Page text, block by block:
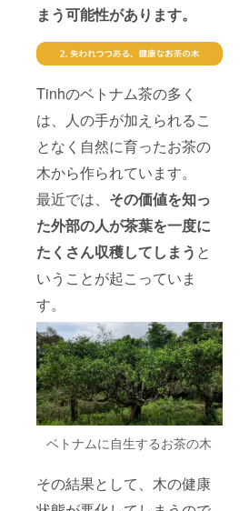
まう可能性があります。
Tinhのベトナム茶の多く
は、人の手が加えられるこ
となく自然に育ったお茶の
木から作られています。
最近では、 その価値を知っ
た外部の人が茶葉を一度に
たくさん収穫してしまう と
いうことが起こっていま
す。
ベトナムに自生するお茶の木
その結果として、木の健康